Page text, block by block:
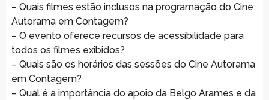
– Quais filmes estão inclusos na programação do Cine
Autorama em Contagem?
– O evento oferece recursos de acessibilidade para
todos os filmes exibidos?
– Quais são os horários das sessões do Cine Autorama
em Contagem?
– Qual é a importância do apoio da Belgo Arames e da